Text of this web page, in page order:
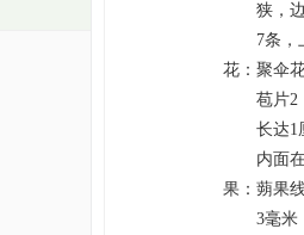
狭，
7条，
花 ： 聚伞
苞片2
长达1
内面
果 ： 蒴果
3毫米